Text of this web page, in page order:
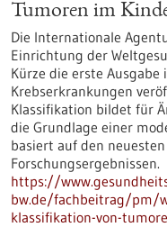
Tumoren im
Die Internationale
Einrichtung der
Kürze die erste
Krebserkrankungen
Klassifikation bildet für
die Grundlage einer
basiert auf den
Forschungsergebnissen.
https://
bw.de/fachbeitrag/pm/
klassifikation-von-